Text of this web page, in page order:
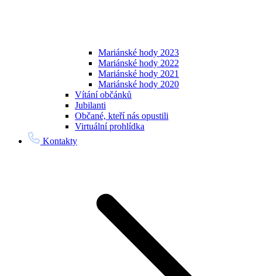
Mariánské hody 2023
Mariánské hody 2022
Mariánské hody 2021
Mariánské hody 2020
Vítání občánků
Jubilanti
Občané, kteří nás opustili
Virtuální prohlídka
Kontakty